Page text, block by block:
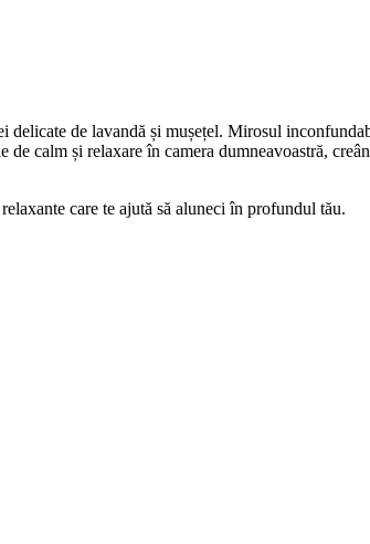
de lavandă și mușețel. Mirosul
calm și relaxare în camera dumneavoastră,
care te ajută să aluneci în profundul tău.